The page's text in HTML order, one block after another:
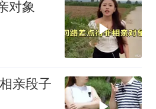
对象
亲段子